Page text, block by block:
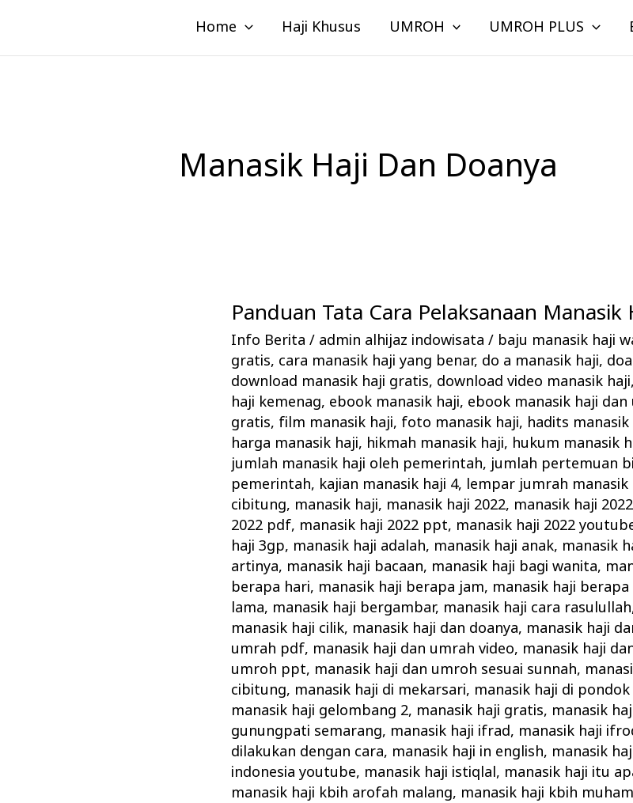
konten
Home Haji Khusus UMROH UMROH PLUS
Manasik Haji Dan Doanya
Panduan Tata Cara Pelaksanaan Manasik
Info Berita / admin alhijaz indowisata/ baju manasik haji
gratis, cara manasik haji yang benar, do a manasik haji,
download manasik haji gratis, download video manasik haji,
haji kemenag, ebook manasik haji, ebook manasik haji
gratis, film manasik haji, foto manasik haji, hadits manasik
harga manasik haji, hikmah manasik haji, hukum manasik
jumlah manasik haji oleh pemerintah, jumlah pertemuan
pemerintah, kajian manasik haji 4, lempar jumrah manasik
cibitung, manasik haji, manasik haji 2022, manasik haji
2022 pdf, manasik haji 2022 ppt, manasik haji 2022
haji 3gp, manasik haji adalah, manasik haji anak, manasik
artinya, manasik haji bacaan, manasik haji bagi wanita,
berapa hari, manasik haji berapa jam, manasik haji berapa
lama, manasik haji bergambar, manasik haji cara rasulullah
manasik haji cilik, manasik haji dan doanya, manasik haji
umrah pdf, manasik haji dan umrah video, manasik haji
umroh ppt, manasik haji dan umroh sesuai sunnah,
cibitung, manasik haji di mekarsari, manasik haji di
manasik haji gelombang 2, manasik haji gratis, manasik
gunungpati semarang, manasik haji ifrad, manasik haji
dilakukan dengan cara, manasik haji in english, manasik
indonesia youtube, manasik haji istiqlal, manasik haji itu
manasik haji kbih arofah malang, manasik haji kbih
Panduan
Tata
Cara
Pelaksanaan
Manasik
Haji
Rasulullah